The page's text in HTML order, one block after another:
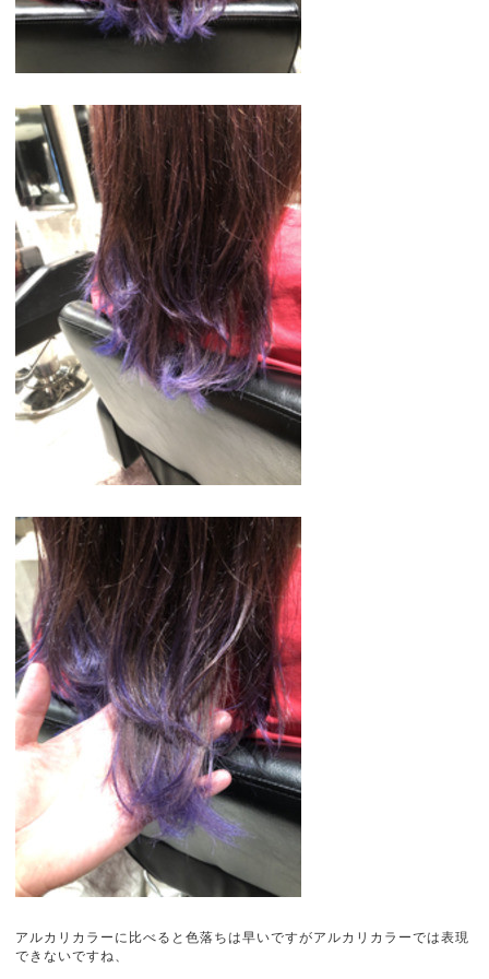
アルカリカラーに比べると色落ちは早いですがアルカリカラーでは表現
できないですね、